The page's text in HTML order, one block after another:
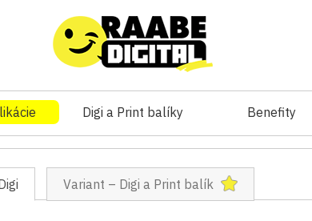
Digi a Print balíky Benefity
Variant – Digi a Print balík